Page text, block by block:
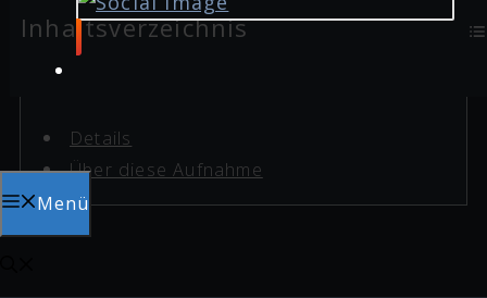
Menü
Inhaltsverzeichnis
Details
Über diese Aufnahme